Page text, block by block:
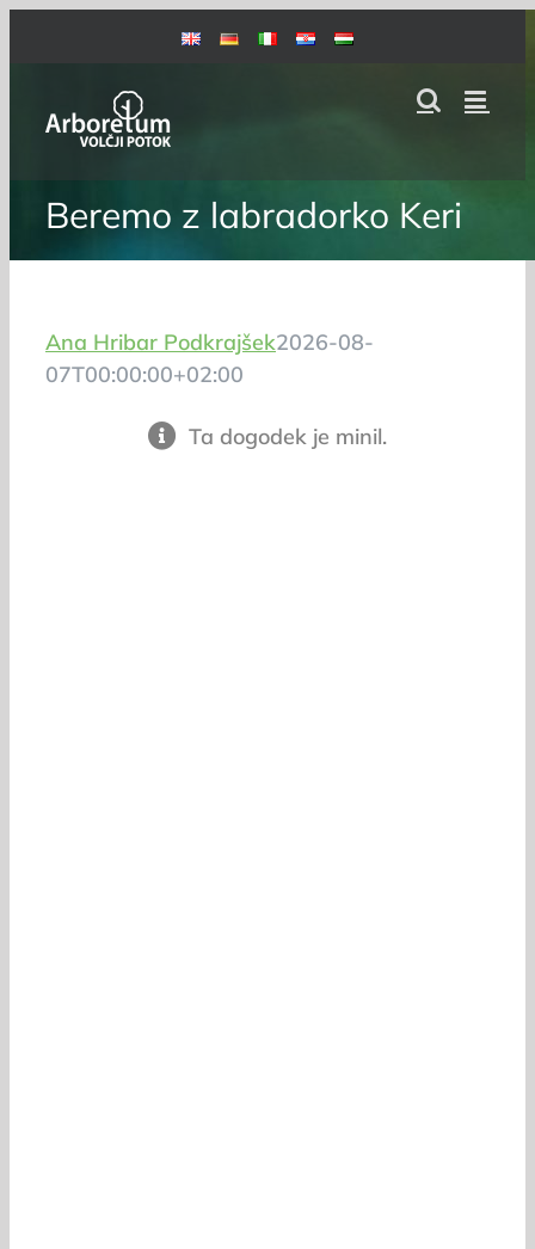
Beremo z labradorko Keri
Ana Hribar Podkrajšek2026-08-
07T00:00:00+02:00
Ta dogodek je minil.